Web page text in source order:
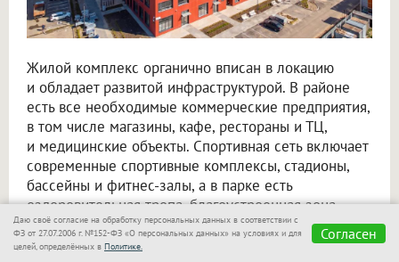
Жилой комплекс органично вписан в локацию
и обладает развитой инфраструктурой. В районе
есть все необходимые коммерческие предприятия,
в том числе магазины, кафе, рестораны и ТЦ,
и медицинские объекты. Спортивная сеть включает
современные спортивные комплексы, стадионы,
бассейны и фитнес-залы, а в парке есть
оздоровительная тропа, благоустроенная зона
водных развлечений с пляжем и даже собственный
конный клуб. Детский образовательный комплекс
Даю своё согласие на обработку персональных данных в соответствии с
ФЗ от 27.07.2006 г. №152-ФЗ «О персональных данных» на условиях и для
целей, определённых в Политике.
Согласен